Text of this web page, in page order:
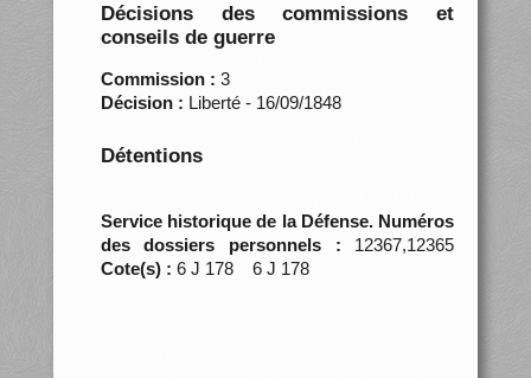
Décisions des commissions et
conseils de guerre
Commission : 3
Décision : Liberté - 16/09/1848
Détentions
Service historique de la Défense. Numéros
des dossiers personnels : 12367,12365
Cote(s) : 6 J 178 6 J 178